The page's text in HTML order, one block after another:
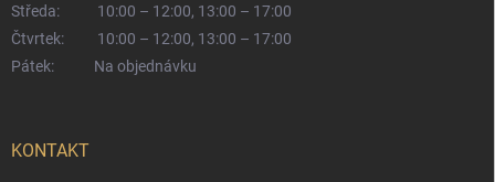
Středa:
10:00 – 12:00, 13:00 – 17:00
Čtvrtek:
10:00 – 12:00, 13:00 – 17:00
Pátek:
Na objednávku
KONTAKT